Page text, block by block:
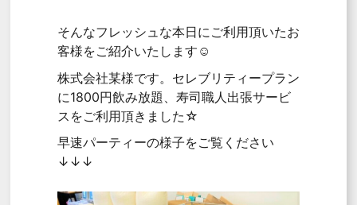
そんなフレッシュな本日にご利用頂いたお
客様をご紹介いたします☺
株式会社某様です。セレブリティープラン
に1800円飲み放題、寿司職人出張サービ
スをご利用頂きました☆
早速パーティーの様子をご覧ください
↓↓↓